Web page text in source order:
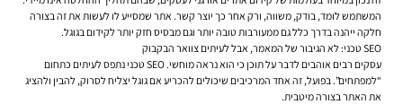
המשתמש לומד, בודק, משווה, ורק אחר כך יוצר קשר. אתר שמסייע לו לעשות את זה בצורה
חלקה ייהנה בדרך כלל גם ממעורבות טובה יותר וגם מבסיס חזק יותר לקידום בגוגל.
SEO טכני: לא הגיבור של המאמר, אבל לעיתים צוואר הבקבוק
עסקים רבים אוהבים לדבר על תוכן כי הוא נראה מוחשי. SEO טכני נתפס לעיתים כתחום
“למפתחים”. בפועל, זה אחד המרכיבים שיכולים להכריע אם גוגל יצליח לסרוק, להבין ולהציג
את האתר בצורה מיטבית.